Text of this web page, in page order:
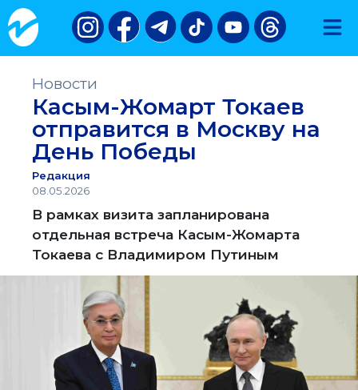
Новости
Касым-Жомарт Токаев
отправится в Москву на
День Победы
Редакция
08.05.2026
В рамках визита запланирована
отдельная встреча Касым-Жомарта
Токаева с Владимиром Путиным